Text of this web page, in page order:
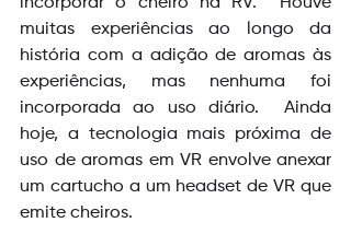
muitas experiências ao longo da
história com a adição de aromas às
experiências, mas nenhuma foi
incorporada ao uso diário.
Ainda
hoje, a tecnologia mais próxima de
uso de aromas em VR envolve anexar
um cartucho a um headset de VR que
emite cheiros.